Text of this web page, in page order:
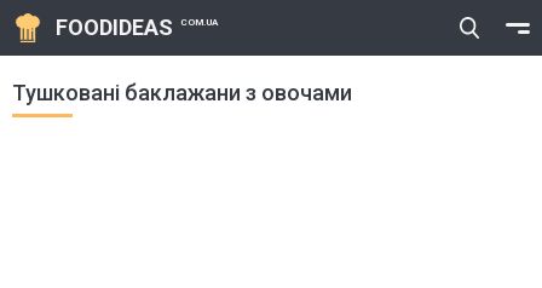
FOODIDEAS COM.UA
Тушковані баклажани з овочами